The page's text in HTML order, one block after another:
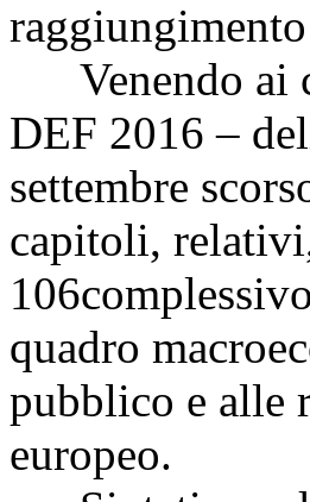
Venendo ai
DEF 2016 –
settembre
capitoli,
106
quadro
pubblico e alle
europeo.